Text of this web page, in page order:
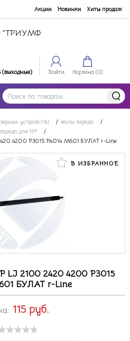
Акции Новинки Хиты продаж
(выходные)
Войти Корзина (0)
устройств) / валы заряда
/
для HP
/
4200 P3015 P4014 M601 БУЛАТ r-Line
В ИЗБРАННОЕ
LJ 2100 2420 4200 P3015
БУЛАТ r-Line
115 руб.